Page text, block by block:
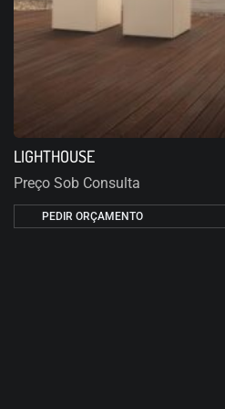
LIGHTHOUSE
Preço Sob Consulta
PEDIR ORÇAMENTO